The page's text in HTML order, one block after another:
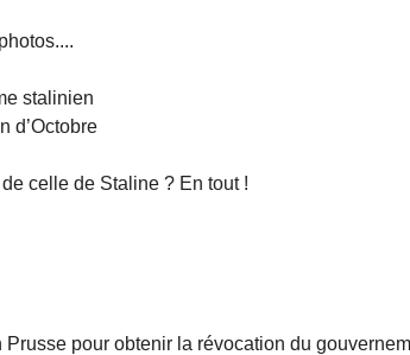
stalinien
d’Octobre
celle de Staline ? En tout !
pour obtenir la révocation du